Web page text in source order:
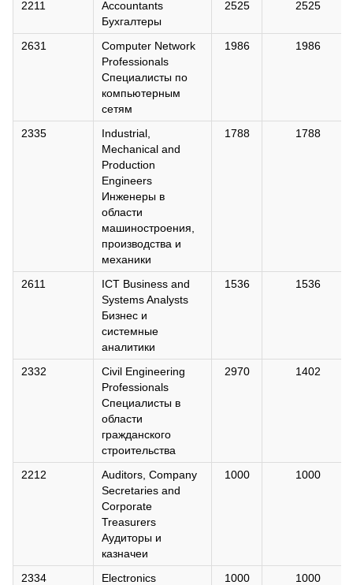
2211
Accountants
Бухгалтеры
2525 2525
2631
Computer Network
Professionals
Специалисты по
компьютерным
сетям
1986 1986
2335
Industrial,
Mechanical and
Production
Engineers
Инженеры в
области
машиностроения,
производства и
механики
1788 1788
2611
ICT Business and
Systems Analysts
Бизнес и
системные
аналитики
1536 1536
2332
Civil Engineering
Professionals
Специалисты в
области
гражданского
строительства
2970 1402
2212
Auditors, Company
Secretaries and
Corporate
Treasurers
Аудиторы и
казначеи
1000 1000
2334
Electronics
1000 1000